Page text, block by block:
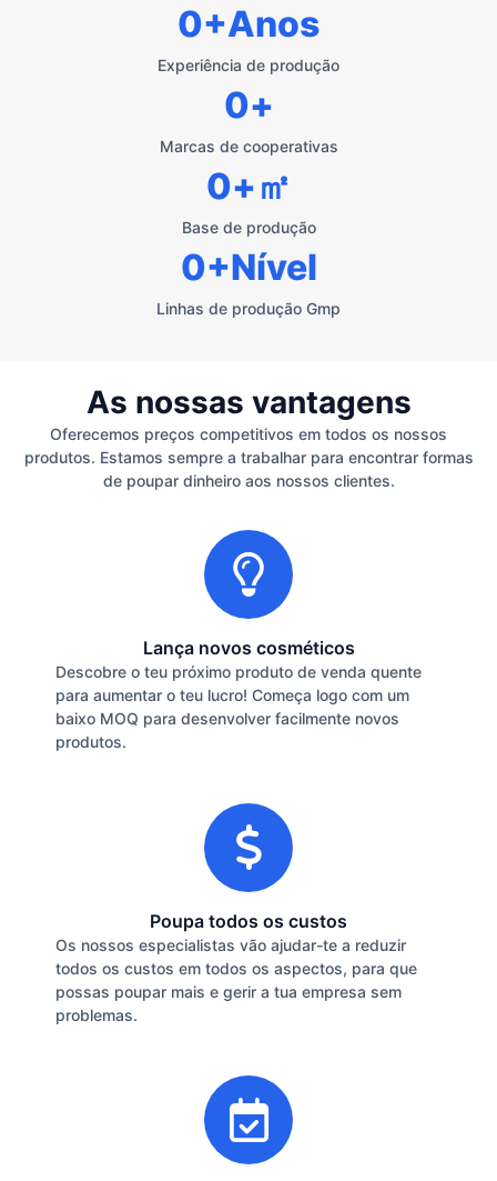
Experiência de produção
0+Anos
Marcas de cooperativas
0+
Base de produção
0+㎡
Linhas de produção Gmp
0+Nível
As nossas vantagens
Oferecemos preços competitivos em todos os nossos
produtos. Estamos sempre a trabalhar para encontrar formas
de poupar dinheiro aos nossos clientes.
Lança novos cosméticos
Descobre o teu próximo produto de venda quente
para aumentar o teu lucro! Começa logo com um
baixo MOQ para desenvolver facilmente novos
produtos.
Poupa todos os custos
Os nossos especialistas vão ajudar-te a reduzir
todos os custos em todos os aspectos, para que
possas poupar mais e gerir a tua empresa sem
problemas.